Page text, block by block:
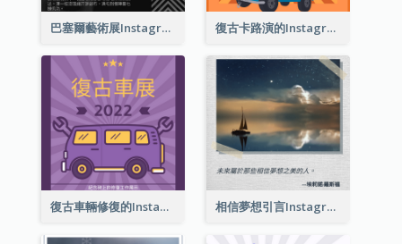
巴塞爾藝術展Instagram帖子 復古卡路演的Instagram帖子
復古車輛修復的Instagram帖子 相信夢想引言Instagram帖子